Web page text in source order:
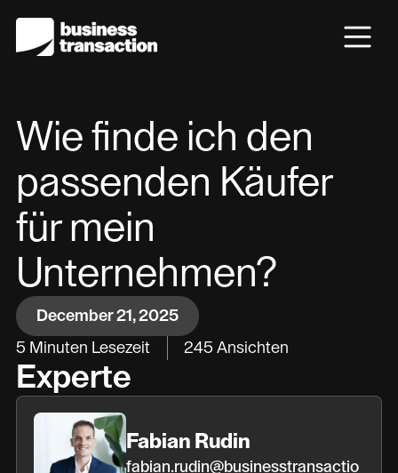
Wie finde ich den
passenden Käufer
für mein
Unternehmen?
December 21, 2025
5 Minuten Lesezeit 245 Ansichten
Experte
Fabian Rudin
fabian.rudin@businesstransactio